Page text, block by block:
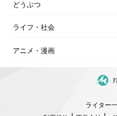
どうぶつ
ライフ・社会
アニメ・漫画
ライター